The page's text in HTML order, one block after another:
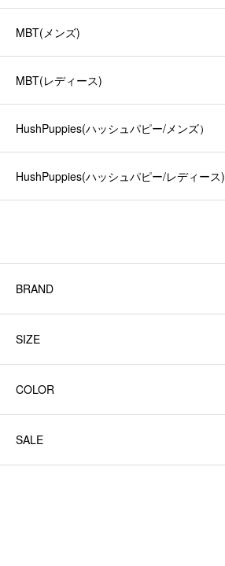
MBT(メンズ)
MBT(レディース)
HushPuppies(ハッシュパピー/メンズ）
HushPuppies(ハッシュパピー/レディース)
BRAND
SIZE
COLOR
SALE